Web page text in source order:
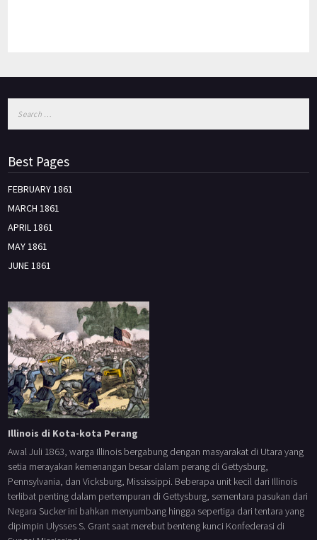
Best Pages
FEBRUARY 1861
MARCH 1861
APRIL 1861
MAY 1861
JUNE 1861
Illinois di Kota-kota Perang
Awal Juli 1863, warga Illinois bergabung dengan masyarakat di Utara yang
setia merayakan kemenangan besar dalam perang di Gettysburg,
Pennsylvania, dan Vicksburg, Mississippi. Beberapa unit kecil dari Illinois
terlibat penting dalam pertempuran di Gettysburg, sementara pasukan dari
Negara Sucker ini bahkan menyumbang hingga sepertiga dari tentara yang
dipimpin Ulysses S. Grant saat merebut benteng kunci Konfederasi di